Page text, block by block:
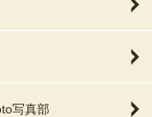
写真部